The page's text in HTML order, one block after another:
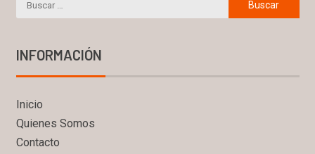
INFORMACIÓN
Inicio
Quienes Somos
Contacto